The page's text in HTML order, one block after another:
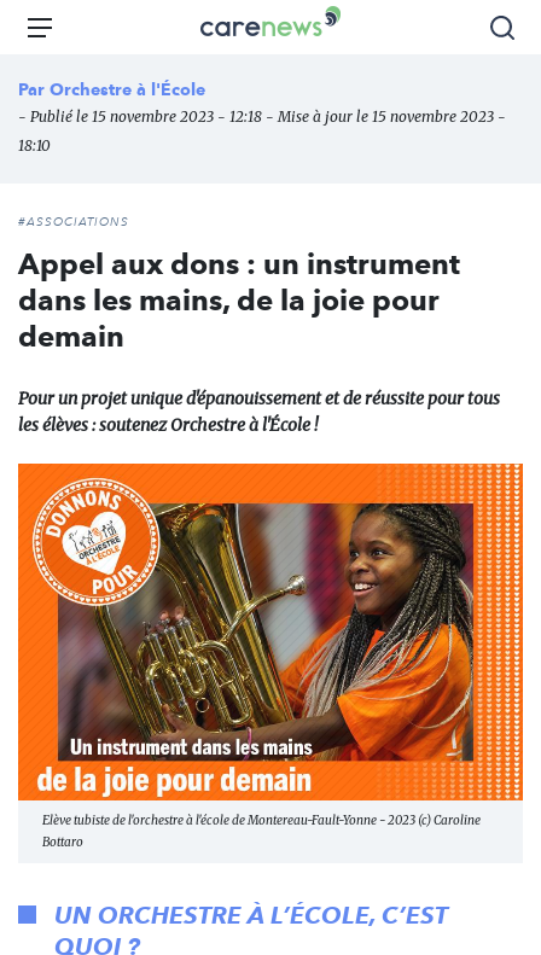
Aller
principal
Carenews,
des
Menu
Par Orchestre à l'École
- Publié le 15 novembre 2023 - 12:18 - Mise à jour le 15 novembre 2023 -
18:10
#ASSOCIATIONS
Appel aux dons : un instrument
dans les mains, de la joie pour
demain
Pour un projet unique d'épanouissement et de réussite pour tous
les élèves : soutenez Orchestre à l'École !
Elève tubiste de l'orchestre à l'école de Montereau-Fault-Yonne - 2023 (c) Caroline
Bottaro
UN ORCHESTRE À L’ÉCOLE, C’EST
QUOI ?